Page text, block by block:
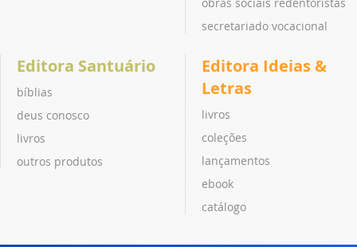
secretariado vocacional
Editora Santuário
bíblias
deus conosco
livros
outros produtos
Editora Ideias &
Letras
livros
coleções
lançamentos
ebook
catálogo